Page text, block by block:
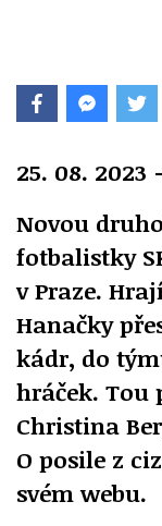
25. 08. 2023
Novou
fotbalistky
v Praze.
Hanačky
kádr, do
hráček. Tou
Christina
O posile z
svém webu.